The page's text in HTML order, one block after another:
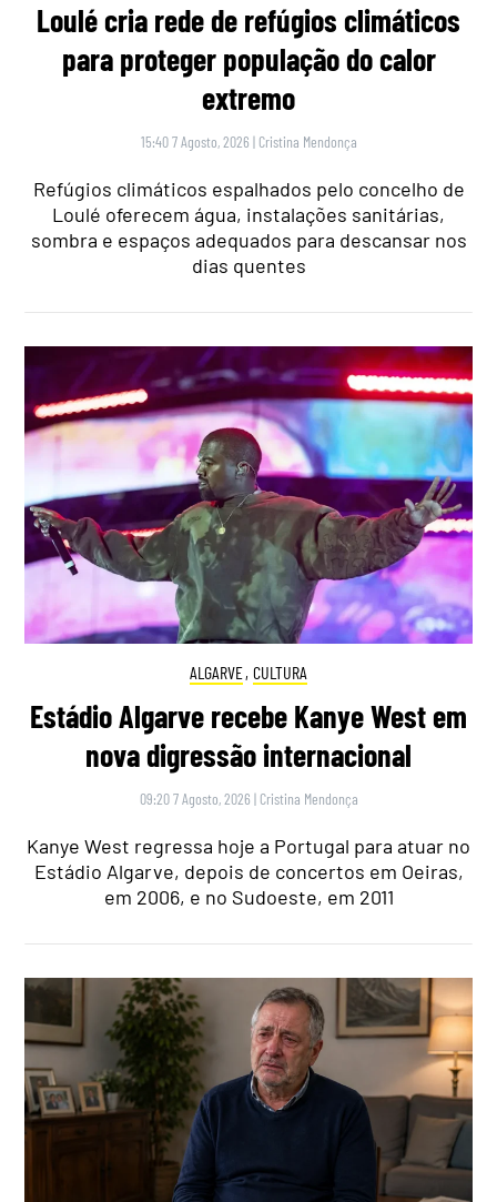
Loulé cria rede de refúgios climáticos
para proteger população do calor
extremo
15:40 7 Agosto, 2026 | Cristina Mendonça
Refúgios climáticos espalhados pelo concelho de
Loulé oferecem água, instalações sanitárias,
sombra e espaços adequados para descansar nos
dias quentes
ALGARVE, CULTURA
Estádio Algarve recebe Kanye West em
nova digressão internacional
09:20 7 Agosto, 2026 | Cristina Mendonça
Kanye West regressa hoje a Portugal para atuar no
Estádio Algarve, depois de concertos em Oeiras,
em 2006, e no Sudoeste, em 2011